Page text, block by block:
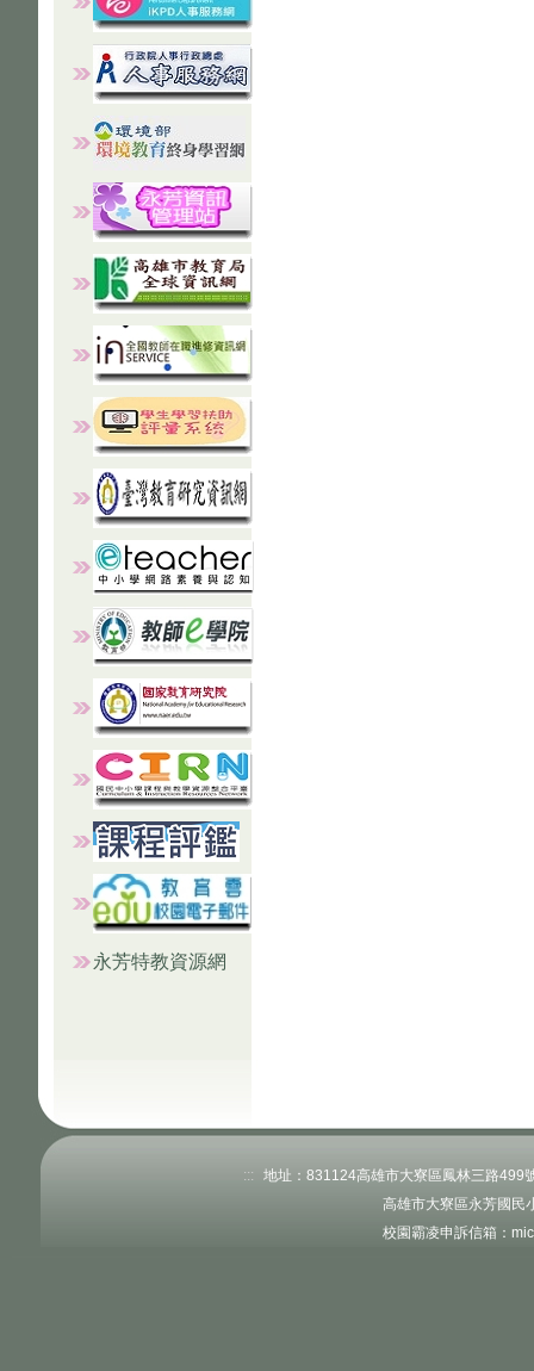
永芳特教資源網
:::
地址：831124高雄市大寮區鳳林三路
高雄市大寮區永芳國民
校園霸凌申訴信箱：